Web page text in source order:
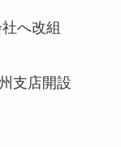
へ改組
支店開設